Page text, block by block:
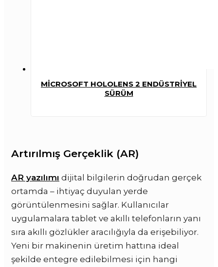
MICROSOFT HOLOLENS 2 ENDÜSTRIYEL
SÜRÜM
Artırılmış Gerçeklik (AR)
AR yazılımı dijital bilgilerin doğrudan gerçek
ortamda – ihtiyaç duyulan yerde
görüntülenmesini sağlar. Kullanıcılar
uygulamalara tablet ve akıllı telefonların yanı
sıra akıllı gözlükler aracılığıyla da erişebiliyor.
Yeni bir makinenin üretim hattına ideal
şekilde entegre edilebilmesi için hangi